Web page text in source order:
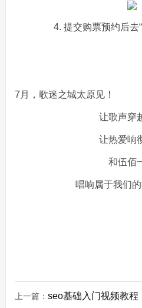
4. 提交购票预约后去
7月，歌迷之城太原见！
让歌声穿
让热爱响
和伍佰
唱响属于我们的
上一篇： seo基础入门视频教程